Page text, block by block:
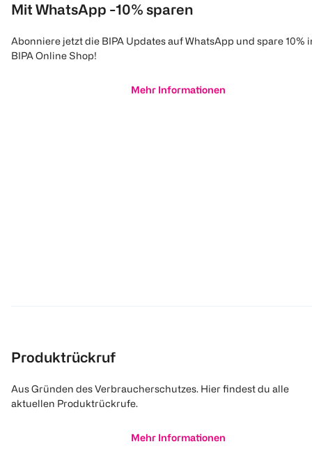
Mit WhatsApp -10% sparen
Abonniere jetzt die BIPA Updates auf WhatsApp und spare 10%
BIPA Online Shop!
Mehr Informationen
Produktrückruf
Aus Gründen des Verbraucherschutzes. Hier findest du alle
aktuellen Produktrückrufe.
Mehr Informationen